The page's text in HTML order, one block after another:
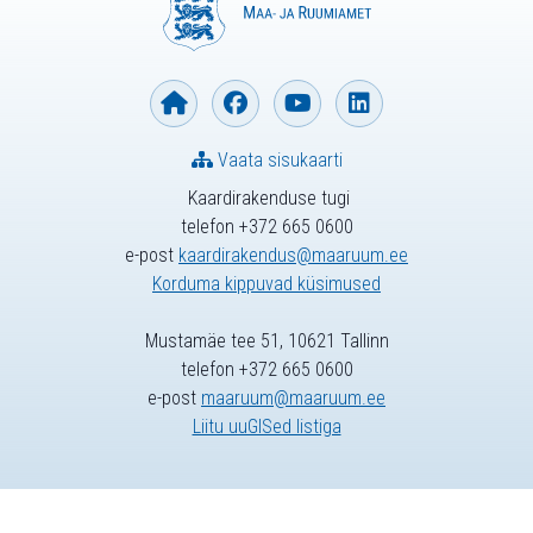
Kaardirakenduse tugi
telefon +372 665 0600
e-post kaardirakendus@maaruum.ee
Korduma kippuvad küsimused
Vaata sisukaarti
Mustamäe tee 51, 10621 Tallinn
telefon +372 665 0600
e-post maaruum@maaruum.ee
Liitu uuGISed listiga